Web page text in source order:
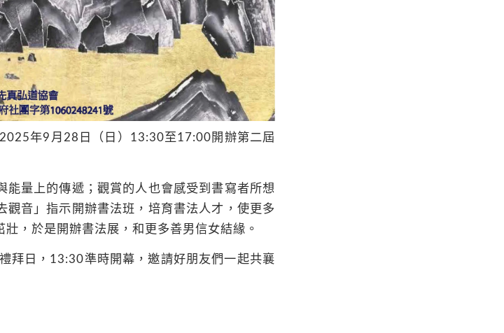
2025年9 月 28 日（日） 13:30至17:00開辦第二屆
能量上的傳遞；觀賞的人也會感受到書寫者所想
觀音」指示開辦書法班，培育書法人才，使更多
，於是開辦書法展，和更多善男信女結緣。
拜日， 13:30準時開幕，邀請好朋友們一起共襄